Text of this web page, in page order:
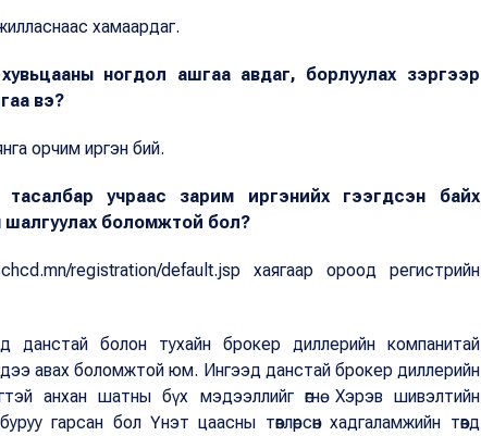
хамаардаг.
ногдол ашгаа авдаг, борлуулах зэргээр
вэ?
орчим иргэн бий.
тасалбар учраас зарим иргэнийх гээгдсэн байх
шалгуулах боломжтой бол?
registration/default.jsp хаягаар ороод регистрийн
данстай болон тухайн брокер диллерийн компанитай
авах боломжтой юм. Ингээд данстай брокер диллерийн
анхан шатны бүх мэдээллийг өгнө. Хэрэв шивэлтийн
гарсан бол Үнэт цаасны төвлөрсөн хадгаламжийн төвд